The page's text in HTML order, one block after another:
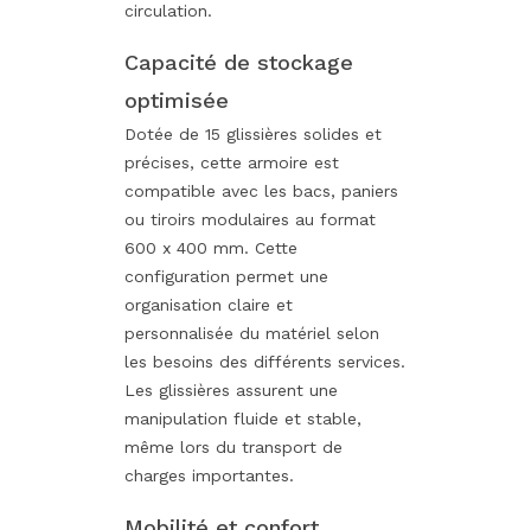
circulation.
Capacité de stockage
optimisée
Dotée de 15 glissières solides et
précises, cette armoire est
compatible avec les bacs, paniers
ou tiroirs modulaires au format
600 x 400 mm. Cette
configuration permet une
organisation claire et
personnalisée du matériel selon
les besoins des différents services.
Les glissières assurent une
manipulation fluide et stable,
même lors du transport de
charges importantes.